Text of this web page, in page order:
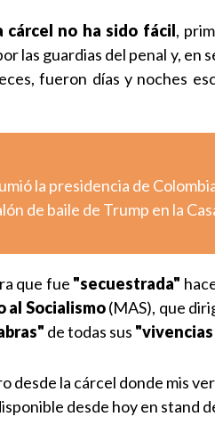
cárcel no ha sido fácil,
las guardias del penal y, en
fueron días y noches
la presidencia de
de baile de Trump en la
que fue "secuestrada"
al Socialismo(MAS), que
de todas sus
desde la cárcel donde mis
desde hoy en stand